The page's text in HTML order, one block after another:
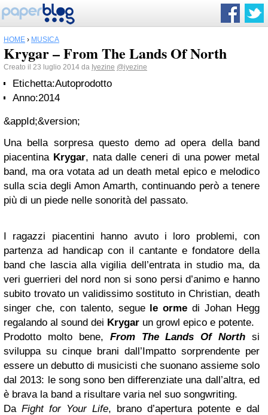
HOME › MUSICA
Krygar – From The Lands Of North
Creato il 23 luglio 2014 da Iyezine @iyezine
Etichetta:Autoprodotto
Anno:2014
&appId;&version;
Una bella sorpresa questo demo ad opera della band
piacentina Krygar, nata dalle ceneri di una power metal
band, ma ora votata ad un death metal epico e melodico
sulla scia degli Amon Amarth, continuando però a tenere
più di un piede nelle sonorità del passato.
I ragazzi piacentini hanno avuto i loro problemi, con
partenza ad handicap con il cantante e fondatore della
band che lascia alla vigilia dell’entrata in studio ma, da
veri guerrieri del nord non si sono persi d’animo e hanno
subito trovato un validissimo sostituto in Christian, death
singer che, con talento, segue le orme di Johan Hegg
regalando al sound dei Krygar un growl epico e potente.
Prodotto molto bene, From The Lands Of North si
sviluppa su cinque brani dall’Impatto sorprendente per
essere un debutto di musicisti che suonano assieme solo
dal 2013: le song sono ben differenziate una dall’altra, ed
è brava la band a risultare varia nel suo songwriting.
Da Fight for Your Life, brano d’apertura potente e dal